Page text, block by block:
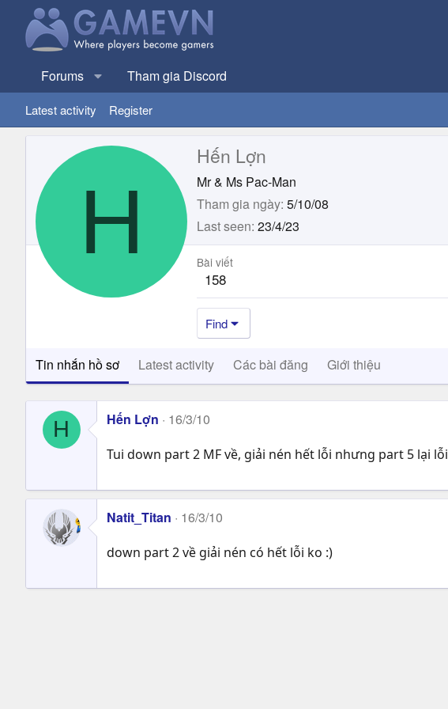
Forums Tham gia Discord
Latest activity Register
H
Hến Lợn
Mr & Ms Pac-Man
Tham gia ngày 5/10/08
Last seen 23/4/23
Bài viết
158
Find
Tin nhắn hồ sơ Latest activity Các bài đăng Giới thiệu
H Hến Lợn 16/3/10
Tui down part 2 MF về, giải nén hết lỗi nhưng part 5 lại lỗi
Natit_Titan 16/3/10
down part 2 về giải nén có hết lỗi ko :)